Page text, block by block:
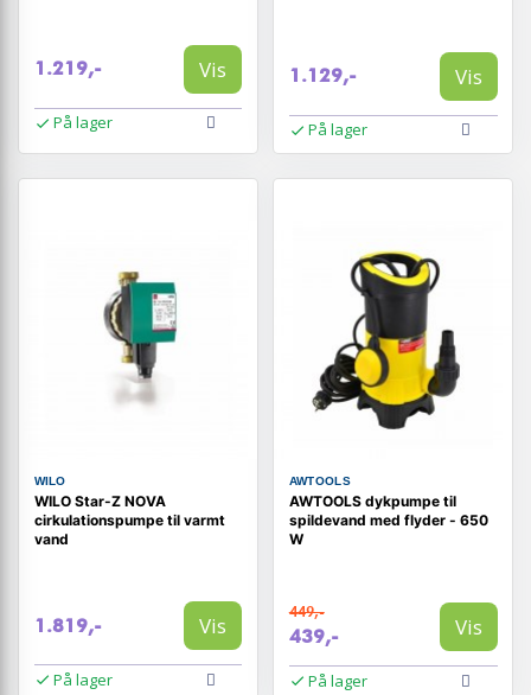
1.219,- Vis
På lager
1.129,- Vis
På lager
WILO
WILO Star-Z NOVA
cirkulationspumpe til varmt
vand
1.819,- Vis
På lager
AWTOOLS
AWTOOLS dykpumpe til
spildevand med flyder - 650
W
449,-
439,- Vis
På lager